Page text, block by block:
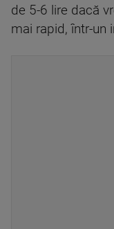
de 5-6 lire dacă
mai rapid, într-un